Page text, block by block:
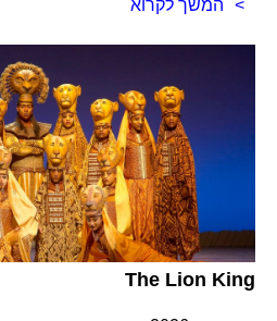
המשך לקרוא
The Lion King